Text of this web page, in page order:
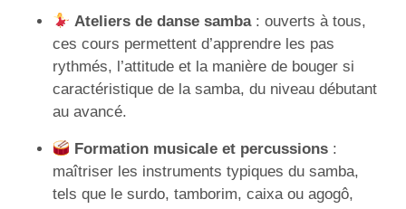
Ateliers de danse samba: ouverts à tous,
ces cours permettent d’apprendre les pas
rythmés, l’attitude et la manière de bouger si
caractéristique de la samba, du niveau débutant
au avancé.
Formation musicale et percussions :
maîtriser les instruments typiques du samba,
tels que le surdo, tamborim, caixa ou agogô,